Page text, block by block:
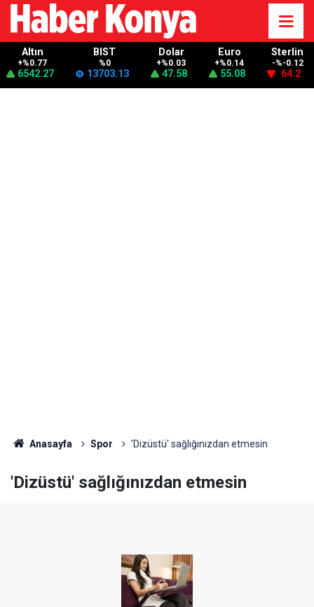
Altın
+%0.77
6542.27
BIST
%0
13703.13
Dolar
+%0.03
47.58
Euro
+%0.14
55.08
Sterlin
-%-0.12
64.2
Anasayfa Spor 'Dizüstü' sağlığınızdan etmesin
'Dizüstü' sağlığınızdan etmesin